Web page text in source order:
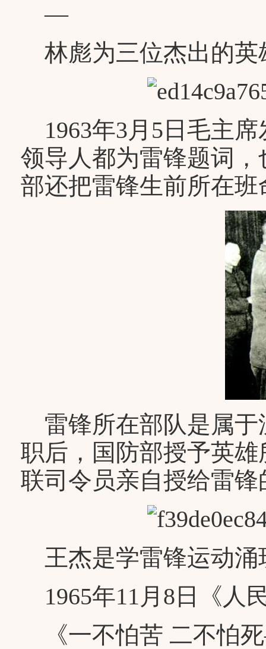
—
林彪为三位杰出的英
1963年3月5日毛主席
领导人都为雷锋题词
部还把雷锋生前所在班
雷锋所在部队是属于
职后，国防部授予英
联司令员亲自授给雷锋
王杰是学雷锋运动涌
1965年11月8日《人
《一不怕苦 二不怕